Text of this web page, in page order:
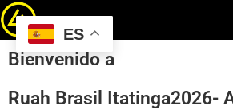
Bienvenido a
Ruah Brasil Itatinga2026-
ES